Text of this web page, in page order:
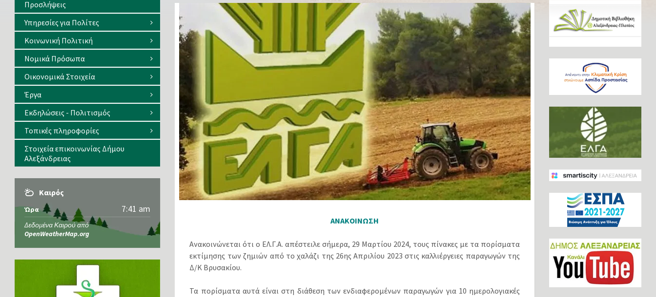
ΑΝΑΚΟΙΝΩΣΗ
Ανακοινώνεται ότι ο ΕΛ.Γ.Α. απέστειλε σήμερα, 29 Μαρτίου 2024, τους πίνακες µε τα πορίσµατα
εκτίµησης των ζηµιών από το χαλάζι της 26ης Απριλίου 2023 στις καλλιέργειες παραγωγών της
Δ/Κ Βρυσακίου.
Τα πορίσµατα αυτά είναι στη διάθεση των ενδιαφεροµένων παραγωγών για 10 ηµερολογιακές
Προσλήψεις
Υπηρεσίες για Πολίτες
Κοινωνική Πολιτική
Νομικά Πρόσωπα
Οικονομικά Στοιχεία
Έργα
Εκδηλώσεις - Πολιτισμός
Τοπικές πληροφορίες
Στοιχεία επικοινωνίας Δήμου
Αλεξάνδρειας
Καιρός
Ώρα 7:41 am
Δεδομένα Καιρού από
OpenWeatherMap.org